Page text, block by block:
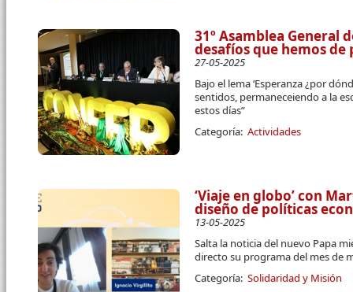
31º Asamblea General
desafíos que hemos
27-05-2025
Bajo el lema ‘Esperanza ¿por
sentidos, permaneceiendo a la
estos días”
Categoría: Actividades
‘Viaje en globo’ con
diseño de políticas
13-05-2025
Salta la noticia del nuevo Papa
directo su programa del mes de
Categoría: Solidaridad y Misión